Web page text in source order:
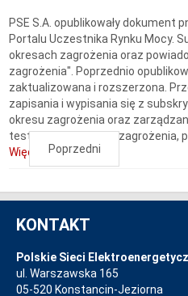
PSE S.A. opublikowały dokument
Portalu Uczestnika Rynku Mocy.
okresach zagrożenia oraz
zagrożenia". Poprzednio
zaktualizowana i rozszerzona.
zapisania i wypisania się z
okresu zagrożenia oraz
testowych okresach zagrożenia,
Więcej...Poprzedni
KONTAKT
Polskie Sieci
ul. Warszawska 165
05-520 Konstancin-Jeziorna